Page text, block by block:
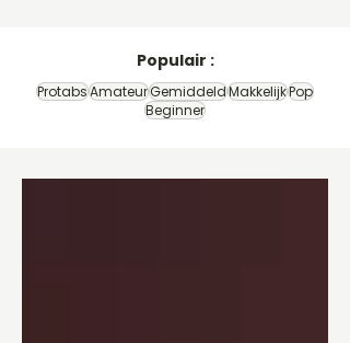
Populair :
ProtabsAmateurGemiddeldMakkelijkPop
Beginner